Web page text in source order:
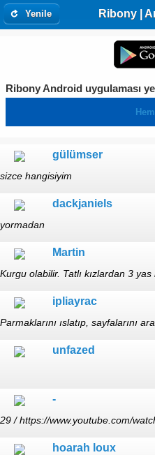
Ribony |
Yenile
Ribony Android uygulaması
gülümser
sizce hangisiyim
dackjaniels
yormadan
Martin
Kurgu olabilir. Tatlı kızlardan 3
yas... 18 yaş altı yazmasın
ipliayrac
Parmaklarını ıslatıp, sayfalarını
unfazed
-
29 / https://www.youtube.com/
hoarah loux